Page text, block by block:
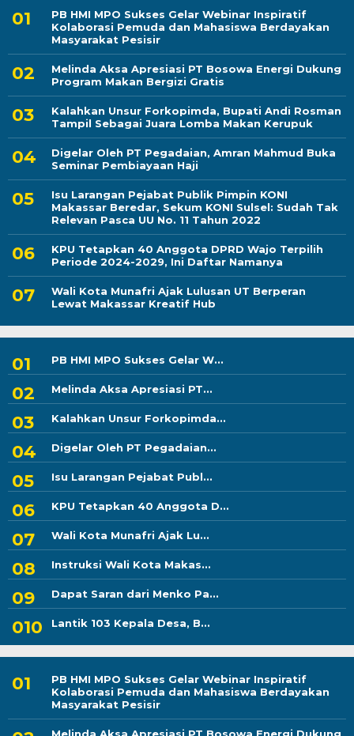
PB HMI MPO Sukses Gelar Webinar Inspiratif
Kolaborasi Pemuda dan Mahasiswa Berdayakan
Masyarakat Pesisir
Melinda Aksa Apresiasi PT Bosowa Energi Dukung
Program Makan Bergizi Gratis
Kalahkan Unsur Forkopimda, Bupati Andi Rosman
Tampil Sebagai Juara Lomba Makan Kerupuk
Digelar Oleh PT Pegadaian, Amran Mahmud Buka
Seminar Pembiayaan Haji
Isu Larangan Pejabat Publik Pimpin KONI
Makassar Beredar, Sekum KONI Sulsel: Sudah Tak
Relevan Pasca UU No. 11 Tahun 2022
KPU Tetapkan 40 Anggota DPRD Wajo Terpilih
Periode 2024-2029, Ini Daftar Namanya
Wali Kota Munafri Ajak Lulusan UT Berperan
Lewat Makassar Kreatif Hub
PB HMI MPO Sukses Gelar W...
Melinda Aksa Apresiasi PT...
Kalahkan Unsur Forkopimda...
Digelar Oleh PT Pegadaian...
Isu Larangan Pejabat Publ...
KPU Tetapkan 40 Anggota D...
Wali Kota Munafri Ajak Lu...
Instruksi Wali Kota Makas...
Dapat Saran dari Menko Pa...
Lantik 103 Kepala Desa, B...
PB HMI MPO Sukses Gelar Webinar Inspiratif
Kolaborasi Pemuda dan Mahasiswa Berdayakan
Masyarakat Pesisir